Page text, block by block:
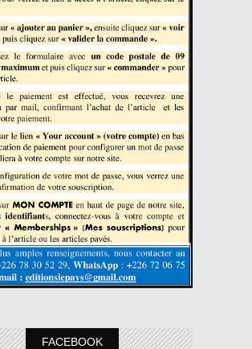
FACEBOOK